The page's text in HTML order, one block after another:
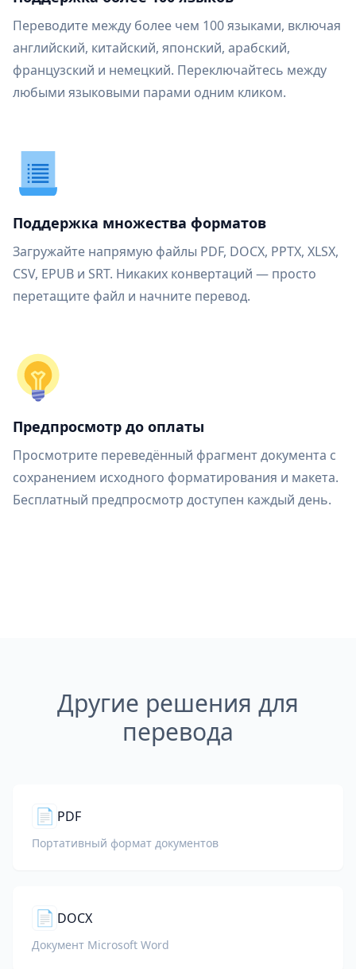
Переводите между более чем 100 языками, включая
английский, китайский, японский, арабский,
французский и немецкий. Переключайтесь между
любыми языковыми парами одним кликом.
Поддержка множества форматов
Загружайте напрямую файлы PDF, DOCX, PPTX, XLSX,
CSV, EPUB и SRT. Никаких конвертаций — просто
перетащите файл и начните перевод.
Предпросмотр до оплаты
Просмотрите переведённый фрагмент документа с
сохранением исходного форматирования и макета.
Бесплатный предпросмотр доступен каждый день.
Другие решения для
перевода
📄 PDF
Портативный формат документов
📄 DOCX
Документ Microsoft Word